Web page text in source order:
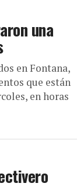
una
en Fontana,
que están
en horas